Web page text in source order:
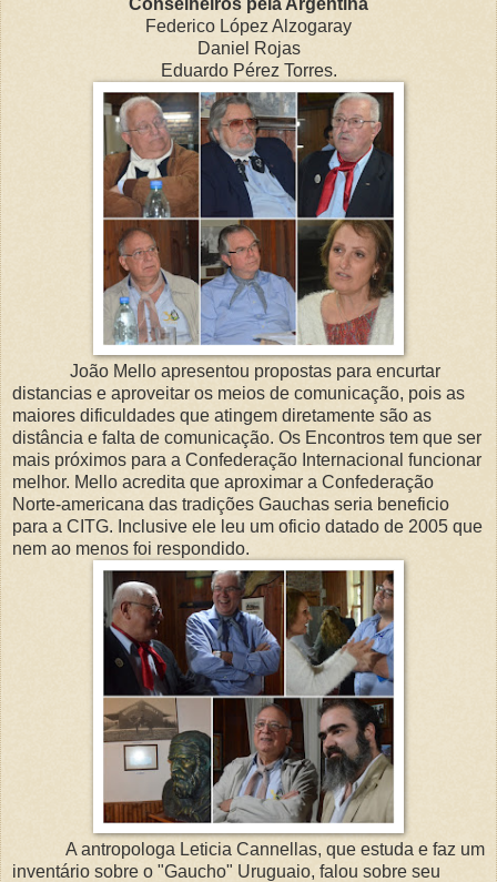
Federico López Alzogaray
Daniel Rojas
Eduardo Pérez Torres.
João Mello apresentou propostas para encurtar
distancias e aproveitar os meios de comunicação, pois as
maiores dificuldades que atingem diretamente são as
distância e falta de comunicação. Os Encontros tem que ser
mais próximos para a Confederação Internacional funcionar
melhor. Mello acredita que aproximar a Confederação
Norte-americana das tradições Gauchas seria beneficio
para a CITG. Inclusive ele leu um oficio datado de 2005 que
nem ao menos foi respondido.
A antropologa Leticia Cannellas, que estuda e faz um
inventário sobre o "Gaucho" Uruguaio, falou sobre seu